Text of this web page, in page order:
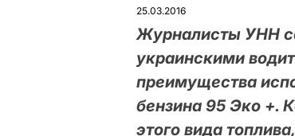
25.03.2016
Журналисты УНН
украинскими
преимущества
бензина 95 Эко +.
этого вида